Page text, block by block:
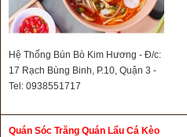
Hệ Thống Bún Bò Kim Hương - Đ/c:
17 Rạch Bùng Binh, P.10, Quận 3 -
Tel: 0938551717
Quán Sóc Trăng Quán Lẩu Cá Kèo